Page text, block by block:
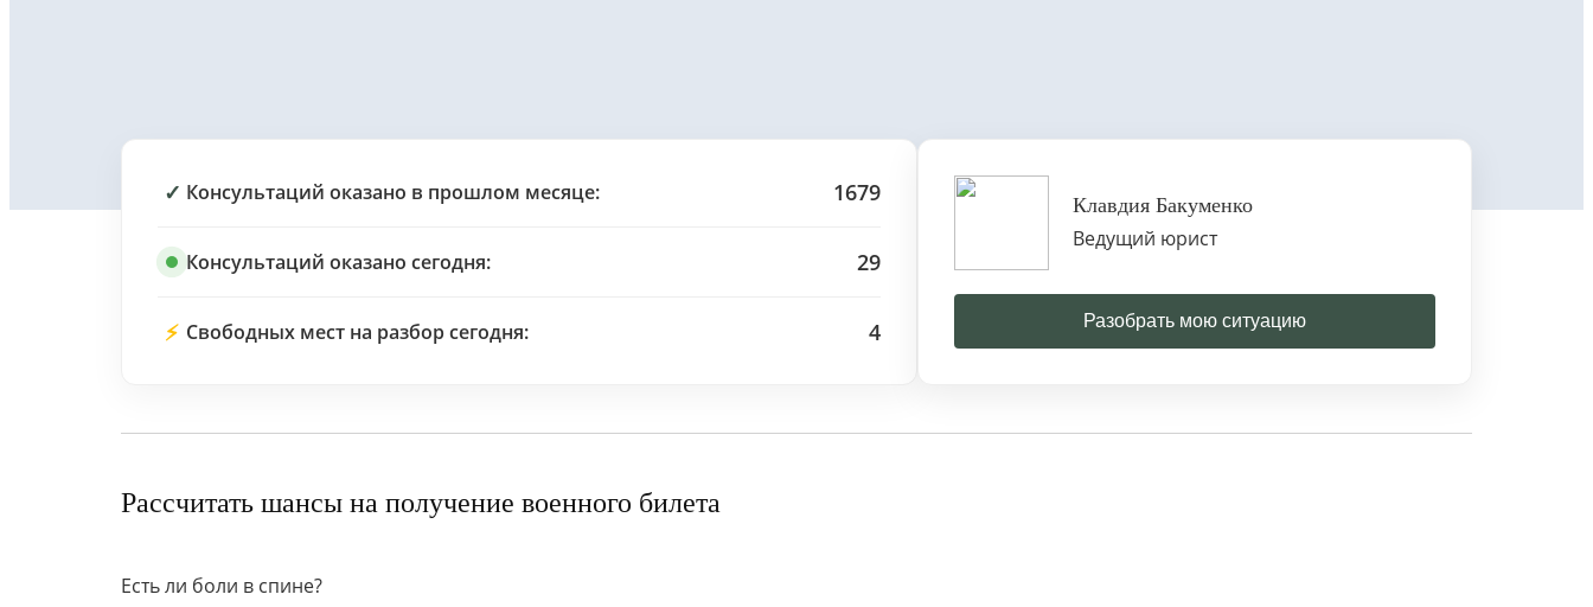
✓ Консультаций оказано в прошлом месяце: 1679
Консультаций оказано сегодня: 29
⚡ Свободных мест на разбор сегодня: 4
Клавдия Бакуменко
Ведущий юрист
Разобрать мою ситуацию
Рассчитать шансы на получение военного билета
Есть ли боли в спине?